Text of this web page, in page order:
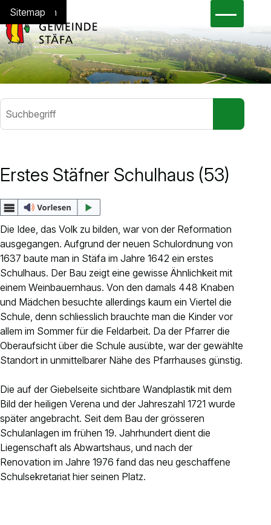
Navigieren in Stäfa
Schnellnavigation
Home
Navigation
Inhalt
Suche
Sitemap
Suchbegriff
Gesetzessammlung
Abfallkalender
eBau
eSteuerkonto
Jobs
Dienstleistungen
Kontakt
Anlässe anmelden
Nachhaltigkeit
Erstes Stäfner Schulhaus (53)
Die Idee, das Volk zu bilden, war von der Reformation
ausgegangen. Aufgrund der neuen Schulordnung von
1637 baute man in Stäfa im Jahre 1642 ein erstes
Schulhaus. Der Bau zeigt eine gewisse Ähnlichkeit mit
einem Weinbauernhaus. Von den damals 448 Knaben
und Mädchen besuchte allerdings kaum ein Viertel die
Schule, denn schliesslich brauchte man die Kinder vor
allem im Sommer für die Feldarbeit. Da der Pfarrer die
Oberaufsicht über die Schule ausübte, war der gewählte
Standort in unmittelbarer Nähe des Pfarrhauses günstig.
Die auf der Giebelseite sichtbare Wandplastik mit dem
Bild der heiligen Verena und der Jahreszahl 1721 wurde
später angebracht. Seit dem Bau der grösseren
Schulanlagen im frühen 19. Jahrhundert dient die
Liegenschaft als Abwartshaus, und nach der
Renovation im Jahre 1976 fand das neu geschaffene
Schulsekretariat hier seinen Platz.